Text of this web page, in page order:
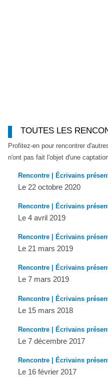
TOUTES LES
Profitez-en pour rencontrer
n'ont pas fait l'objet d'une
Rencontre | Écrivains
Le 22 octobre 2020
Rencontre | Écrivains
Le 4 avril 2019
Rencontre | Écrivains
Le 21 mars 2019
Rencontre | Écrivains
Le 7 mars 2019
Rencontre | Écrivains
Le 15 mars 2018
Rencontre | Écrivains
Le 7 décembre 2017
Rencontre | Écrivains
Le 16 février 2017